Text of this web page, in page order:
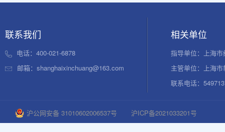
联系我们
电话：400-021-6878
邮箱：shanghaixinchuang@163.com
相关单位
指导单位：上海
主管单位：上海
联系电话：
沪公网安备 31010602006537号 沪ICP备2021033201号